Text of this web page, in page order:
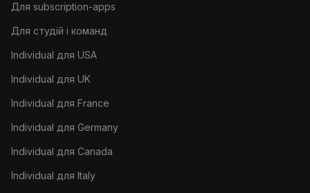
Для subscription-apps
Для студій і команд
Individual для USA
Individual для UK
Individual для France
Individual для Germany
Individual для Canada
Individual для Italy